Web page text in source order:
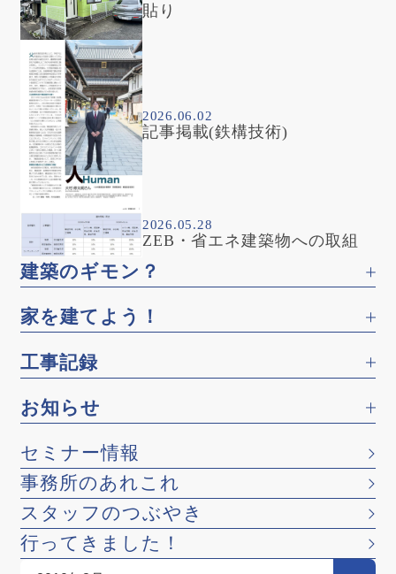
貼り
2026.06.02
記事掲載(鉄構技術)
2026.05.28
ZEB・省エネ建築物への取組
建築のギモン？
家を建てよう！
工事記録
お知らせ
セミナー情報
事務所のあれこれ
スタッフのつぶやき
行ってきました！